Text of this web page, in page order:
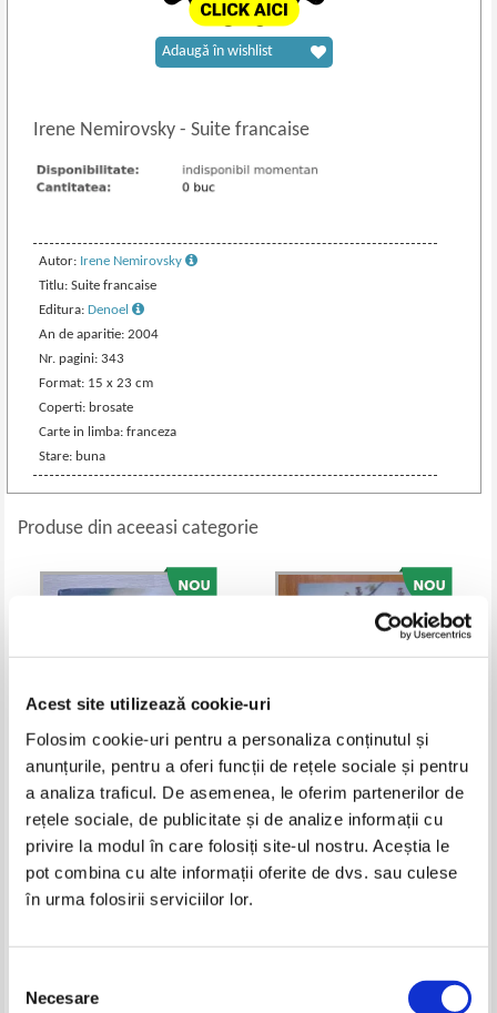
Acest site utilizează cookie-uri
Folosim cookie-uri pentru a personaliza conținutul și
anunțurile, pentru a oferi funcții de rețele sociale și pentru
a analiza traficul. De asemenea, le oferim partenerilor de
rețele sociale, de publicitate și de analize informații cu
privire la modul în care folosiți site-ul nostru. Aceștia le
pot combina cu alte informații oferite de dvs. sau culese
în urma folosirii serviciilor lor.
consimțământului
Necesare
Irene Nemirovsky- Suite francaise
Autor: Irene Nemirovsky
Titlu: Suite francaise
Editura:Denoel
An de aparitie: 2004
Nr. pagini: 343
Format: 15 x 23 cm
Coperti: brosate
Carte in limba: franceza
Stare: buna
Adaugă în wishlist
Produse din aceeasi categorie
Richelle Mead - Blood promise
Pret:40,00 Lei
Adaugă în coș
Hiro Arikawa - The Travelling Cat
Pret: 48,00 Lei
Adaugă în coș
-20%